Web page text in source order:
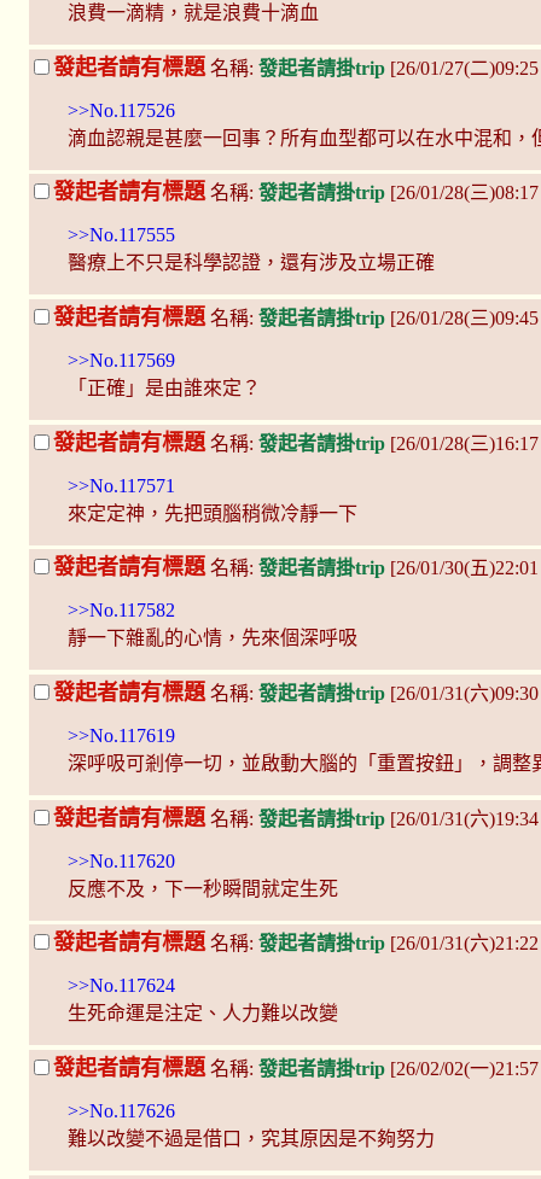
浪費一滴精，就是浪費十滴血
發起者請有標題 名稱: 發起者請掛trip [26/01/27(二
>>No.117526
滴血認親是甚麼一回事？所有血型都可以在水中混和，
發起者請有標題 名稱: 發起者請掛trip [26/01/28(三
>>No.117555
醫療上不只是科學認證，還有涉及立場正確
發起者請有標題 名稱: 發起者請掛trip [26/01/28(三
>>No.117569
「正確」是由誰來定？
發起者請有標題 名稱: 發起者請掛trip [26/01/28(三
>>No.117571
來定定神，先把頭腦稍微冷靜一下
發起者請有標題 名稱: 發起者請掛trip [26/01/30(五
>>No.117582
靜一下雜亂的心情，先來個深呼吸
發起者請有標題 名稱: 發起者請掛trip [26/01/31(六
>>No.117619
深呼吸可剎停一切，並啟動大腦的「重置按鈕」，調整
發起者請有標題 名稱: 發起者請掛trip [26/01/31(六
>>No.117620
反應不及，下一秒瞬間就定生死
發起者請有標題 名稱: 發起者請掛trip [26/01/31(六
>>No.117624
生死命運是注定、人力難以改變
發起者請有標題 名稱: 發起者請掛trip [26/02/02(一
>>No.117626
難以改變不過是借口，究其原因是不夠努力